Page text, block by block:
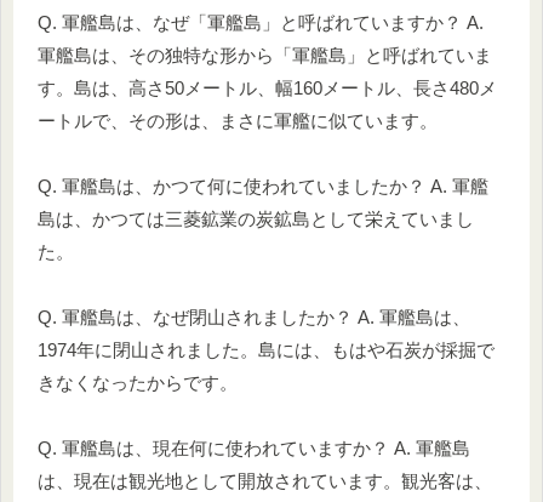
Q. 軍艦島は、なぜ「軍艦島」と呼ばれていますか？ A.
軍艦島は、その独特な形から「軍艦島」と呼ばれていま
す。島は、高さ50メートル、幅160メートル、長さ480メ
ートルで、その形は、まさに軍艦に似ています。
Q. 軍艦島は、かつて何に使われていましたか？ A. 軍艦
島は、かつては三菱鉱業の炭鉱島として栄えていまし
た。
Q. 軍艦島は、なぜ閉山されましたか？ A. 軍艦島は、
1974年に閉山されました。島には、もはや石炭が採掘で
きなくなったからです。
Q. 軍艦島は、現在何に使われていますか？ A. 軍艦島
は、現在は観光地として開放されています。観光客は、